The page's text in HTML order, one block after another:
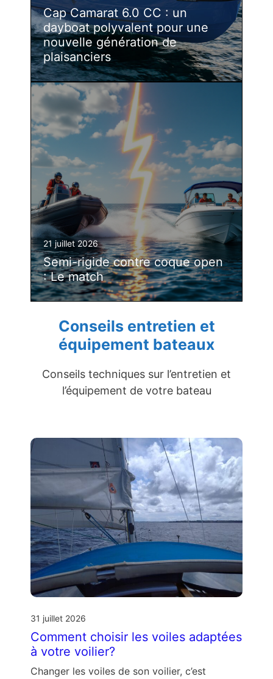
Cap Camarat 6.0 CC : un
dayboat polyvalent pour une
nouvelle génération de
plaisanciers
21 juillet 2026
Semi-rigide contre coque open
: Le match
Conseils entretien et
équipement bateaux
Conseils techniques sur l’entretien et
l’équipement de votre bateau
31 juillet 2026
Comment choisir les voiles adaptées
à votre voilier?
Changer les voiles de son voilier, c’est